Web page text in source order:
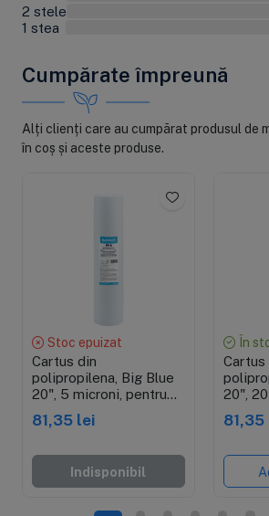
Garanție și service
Returul produselor
2 stele
1 stea
Cumpărate împreună
Alți clienți care au cumpărat produsul de
în coș și aceste produse.
Stoc epuizat
Cartus din
polipropilena, Big Blue
20", 5 microni, pentru
sedimente, 4.5"x20"
81,35 lei
Indisponibil
În
Cartus
20",
81,35